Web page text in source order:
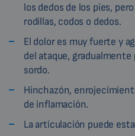
los dedos de los pies,
rodillas, codos o dedos.
El dolor es muy fuerte y
del ataque, gradualmente
sordo.
Hinchazón,
de inflamación.
La articulación puede